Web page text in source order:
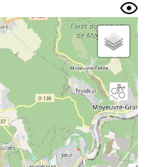
Photos